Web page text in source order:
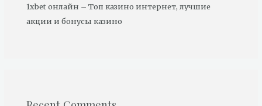
1xbet онлайн – Топ казино интернет, лучшие
акции и бонусы казино